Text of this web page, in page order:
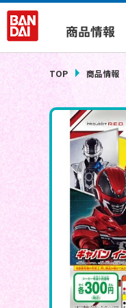
商品情報
TOP 商品情報